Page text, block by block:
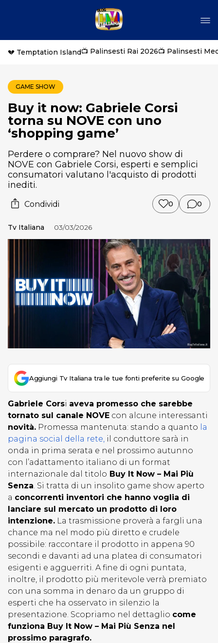
💔 Temptation Island📺 Palinsesti Rai 2026📺 Palinsesti
GAME SHOW
Buy it now: Gabriele Corsi
torna su NOVE con uno
‘shopping game’
Perdere o comprare? Nel nuovo show di
NOVE con Gabriele Corsi, esperti e semplici
consumatori valutano l'acquisto di prodotti
inediti.
Condividi 0 0
Tv Italiana 03/03/2026
Aggiungi Tv Italiana tra le tue fonti preferite su Google
Gabriele Corsi aveva promesso che sarebbe
tornato sul canale NOVE con alcune interessanti
novità. Promessa mantenuta: stando a quanto la
pagina social della rete, il conduttore sarà in
onda in prima serata e nel prossimo autunno
con l’adattamento italiano di un format
internazionale dal titolo Buy It Now – Mai Più
Senza. Si tratta di un insolito game show aperto
a concorrenti inventori che hanno voglia di
lanciare sul mercato un prodotto di loro
intenzione. La trasmissione proverà a fargli una
chance ma nel modo più diretto e crudele
possibile: raccontare il prodotto in appena 90
secondi e davanti ad una platea di consumatori
esigenti e agguerriti. A fine di ogni puntata,
inoltre, il prodotto più meritevole verrà premiato
con una somma in denaro da un gruppo di
esperti che ha osservato in silenzio la
presentazione. Scopriamo nel dettaglio come
funziona Buy It Now – Mai Più Senza nel
prossimo paragrafo.